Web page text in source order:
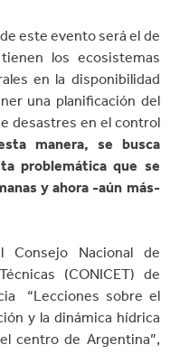
este evento será el de
los ecosistemas
en la disponibilidad
una planificación del
desastres en el control
manera, se busca
problemática que se
y ahora -aún más-
Consejo Nacional de
(CONICET) de
“Lecciones sobre el
y la dinámica hídrica
centro de Argentina”,